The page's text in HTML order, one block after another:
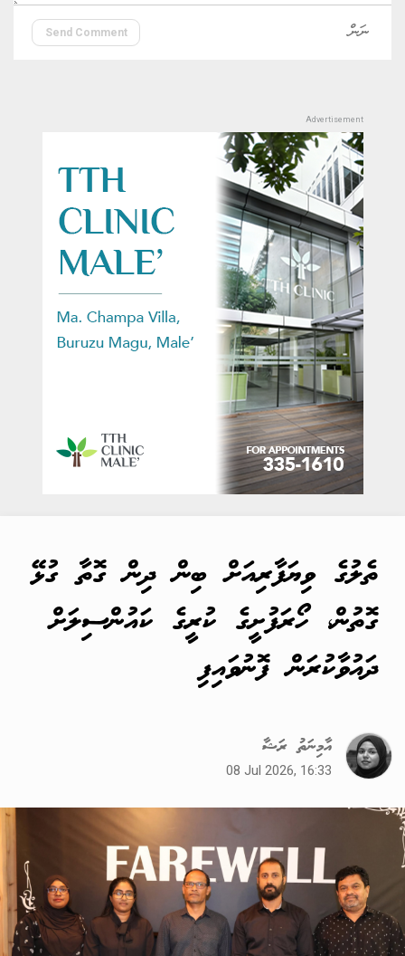
Send Comment
ތެލުގެ ވިޔަފާރިއަށް ބިން ދިން ގޮތާ ގުޅޭ
ގޮތުން، ހޯރަފުށީގެ ކުރީގެ ކައުންސިލަށް
ދައުވާކުރަން ފޮނުވައިފި
އާމިނަތު ރަޝާ
08 Jul 2026, 16:33